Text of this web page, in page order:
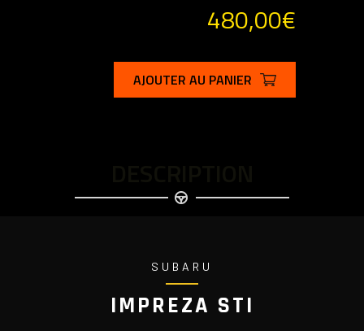
480,00€
AJOUTER AU PANIER
SUBARU
IMPREZA STI